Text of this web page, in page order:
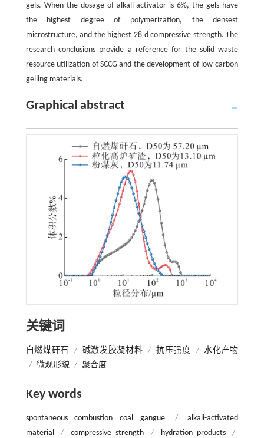
gels. When the dosage of alkali activator is 6%, the gels have
the highest degree of polymerization, the densest
microstructure, and the highest 28 d compressive strength. The
research conclusions provide a reference for the solid waste
resource utilization of SCCG and the development of low-carbon
gelling materials.
Graphical abstract
关键词
自燃煤矸石 / 碱激发胶凝材料 / 抗压强度 / 水化产物
/ 微观形貌 / 聚合度
Key words
spontaneous combustion coal gangue /
alkali-activated
material
/ compressive strength / hydration products
/